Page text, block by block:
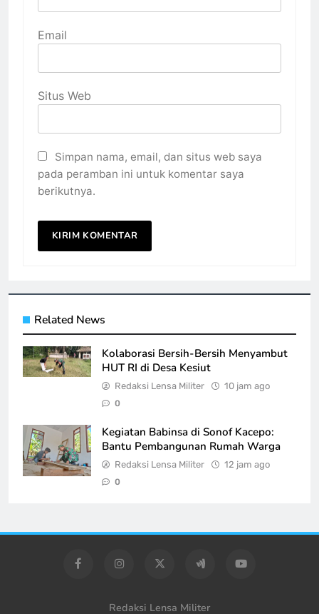
Email
Situs Web
Simpan nama, email, dan situs web saya
pada peramban ini untuk komentar saya
berikutnya.
Related News
Kolaborasi Bersih-Bersih Menyambut
HUT RI di Desa Kesiut
Redaksi Lensa Militer 10 jam ago
0
Kegiatan Babinsa di Sonof Kacepo:
Bantu Pembangunan Rumah Warga
Redaksi Lensa Militer 12 jam ago
0
Redaksi Lensa Militer